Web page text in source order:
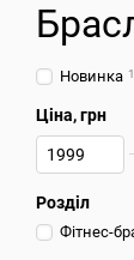
Новинка
Ціна, грн
Від Ціна, грн
До Ціна, грн
Розділ
Фітнес-